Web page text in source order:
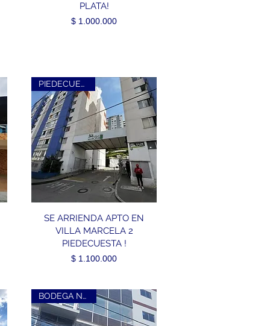
PLATA!
Precio
$ 1.000.000
PIEDECUESTA !!
SE ARRIENDA APTO EN
VILLA MARCELA 2
PIEDECUESTA !
Precio
$ 1.100.000
BODEGA NUEVA